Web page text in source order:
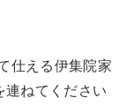
仕える伊集院家
連ねてください